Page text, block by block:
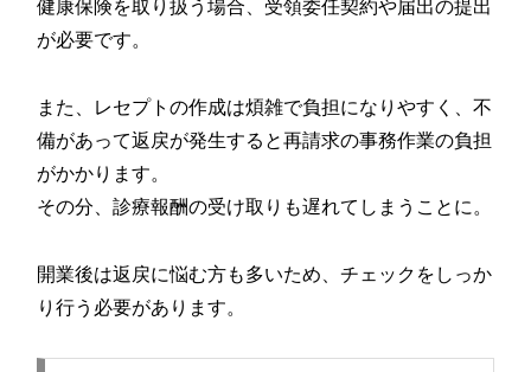
健康保険を取り扱う場合、受領委任契約や届出の提出
が必要です。
また、レセプトの作成は煩雑で負担になりやすく、不
備があって返戻が発生すると再請求の事務作業の負担
がかかります。
その分、診療報酬の受け取りも遅れてしまうことに。
開業後は返戻に悩む方も多いため、チェックをしっか
り行う必要があります。